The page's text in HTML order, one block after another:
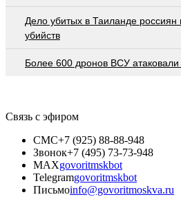
Дело убитых в Таиланде россиян
убийств
Более 600 дронов ВСУ
Связь с эфиром
СМС+7 (925) 88-88-948
Звонок+7 (495) 73-73-948
MAXgovoritmskbot
Telegramgovoritmskbot
Письмоinfo@govoritmoskva.ru